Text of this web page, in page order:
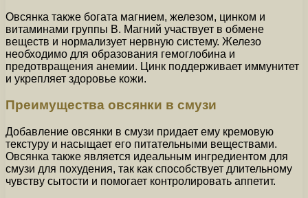
Овсянка также богата магнием, железом, цинком и
витаминами группы В. Магний участвует в обмене
веществ и нормализует нервную систему. Железо
необходимо для образования гемоглобина и
предотвращения анемии. Цинк поддерживает иммунитет
и укрепляет здоровье кожи.
Преимущества овсянки в смузи
Добавление овсянки в смузи придает ему кремовую
текстуру и насыщает его питательными веществами.
Овсянка также является идеальным ингредиентом для
смузи для похудения, так как способствует длительному
чувству сытости и помогает контролировать аппетит.